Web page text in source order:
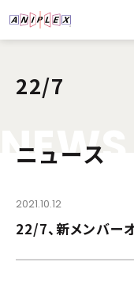
22/7
NEWS
ニュース
2021.10.12
22/7、新メンバー